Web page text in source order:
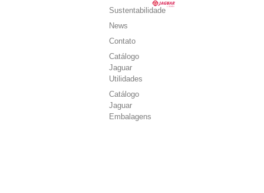
Sustentabilidade
News
Contato
Catálogo
Jaguar
Utilidades
Catálogo
Jaguar
Embalagens